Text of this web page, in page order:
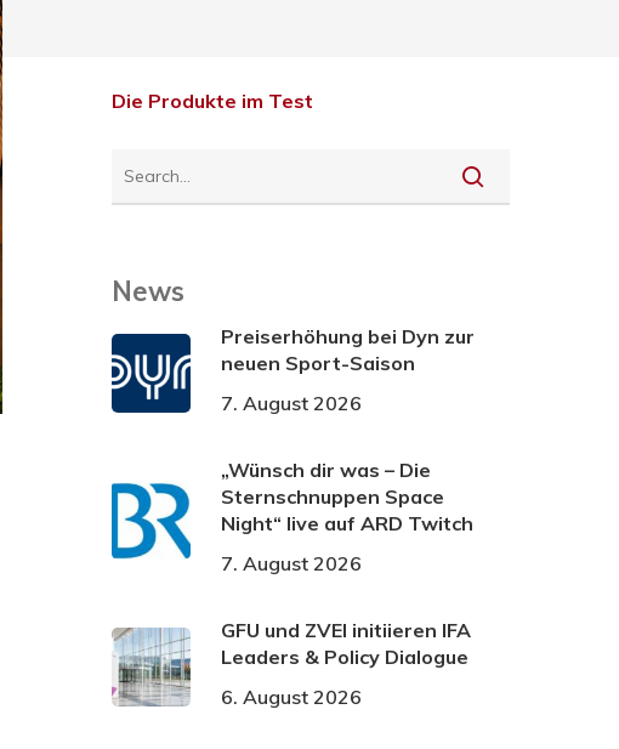
Die Produkte im Test
News
Preiserhöhung bei Dyn zur
neuen Sport-Saison
7. August 2026
„Wünsch dir was – Die
Sternschnuppen Space
Night“ live auf ARD Twitch
7. August 2026
GFU und ZVEI initiieren IFA
Leaders & Policy Dialogue
6. August 2026